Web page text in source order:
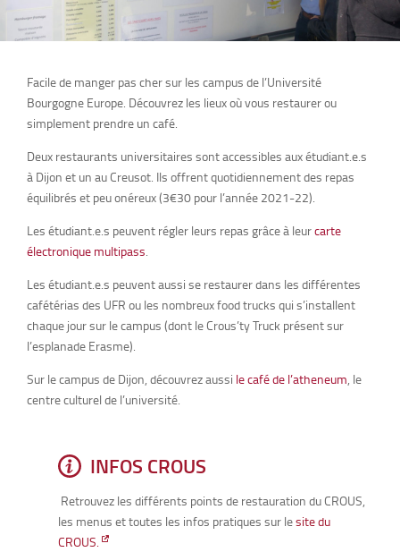
Facile de manger pas cher sur les campus de l’Université
Bourgogne Europe. Découvrez les lieux où vous restaurer ou
simplement prendre un café.
Deux restaurants universitaires sont accessibles aux étudiant.e.s
à Dijon et un au Creusot. Ils offrent quotidiennement des repas
équilibrés et peu onéreux (3€30 pour l’année 2021-22).
Les étudiant.e.s peuvent régler leurs repas grâce à leurcarte
électronique multipass.
Les étudiant.e.s peuvent aussi se restaurer dans les différentes
cafétérias des UFR ou les nombreux food trucks qui s’installent
chaque jour sur le campus (dont le Crous’ty Truck présent sur
l’esplanade Erasme).
Sur le campus de Dijon, découvrez aussi le café de l’atheneum, le
centre culturel de l’université.
INFOS CROUS
Retrouvez les différents points de restauration du CROUS,
les menus et toutes les infos pratiques sur lesite du
CROUS.